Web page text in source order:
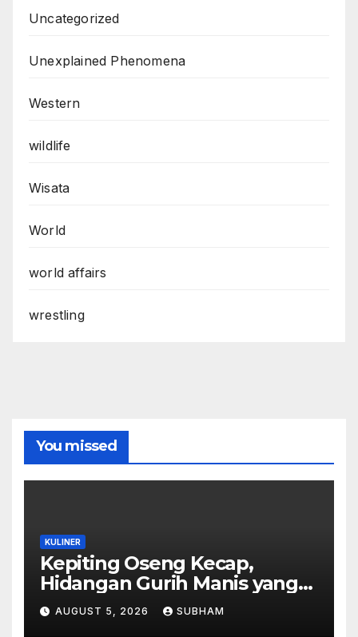
Uncategorized
Unexplained Phenomena
Western
wildlife
Wisata
World
world affairs
wrestling
You missed
KULINER
Kepiting Oseng Kecap,
Hidangan Gurih Manis yang
Selalu Menggugah Selera di
Setiap Suapan
AUGUST 5, 2026 SUBHAM